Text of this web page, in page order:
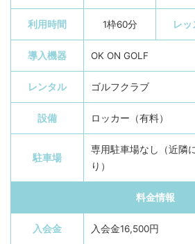
利用時間 1枠60分 レッ
導入機器 OK ON GOLF
レンタル ゴルフクラブ
設備 ロッカー（有料）
駐車場
専用駐車場なし（近隣
り）
料金情報
入会金 入会金16,500円